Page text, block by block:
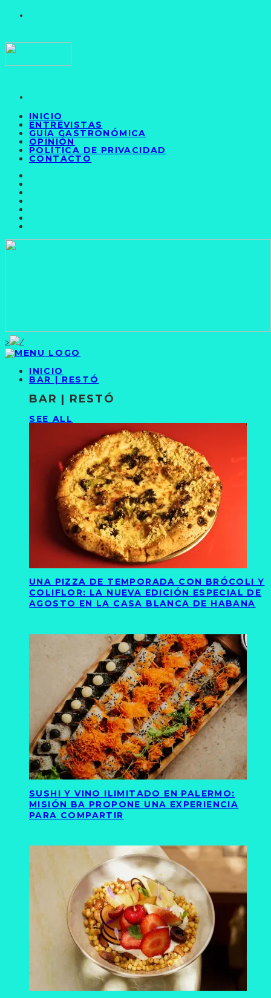
INICIO
ENTREVISTAS
GUÍA GASTRONÓMICA
OPINIÓN
POLÍTICA DE PRIVACIDAD
CONTACTO
>
INICIO
BAR | RESTÓ
BAR | RESTÓ
SEE ALL
UNA PIZZA DE TEMPORADA CON BRÓCOLI Y
COLIFLOR: LA NUEVA EDICIÓN ESPECIAL DE
AGOSTO EN LA CASA BLANCA DE HABANA
SUSHI Y VINO ILIMITADO EN PALERMO:
MISIÓN BA PROPONE UNA EXPERIENCIA
PARA COMPARTIR